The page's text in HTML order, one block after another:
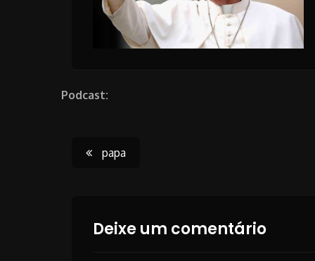
Podcast:
Post
navigation
papa
Deixe um comentário